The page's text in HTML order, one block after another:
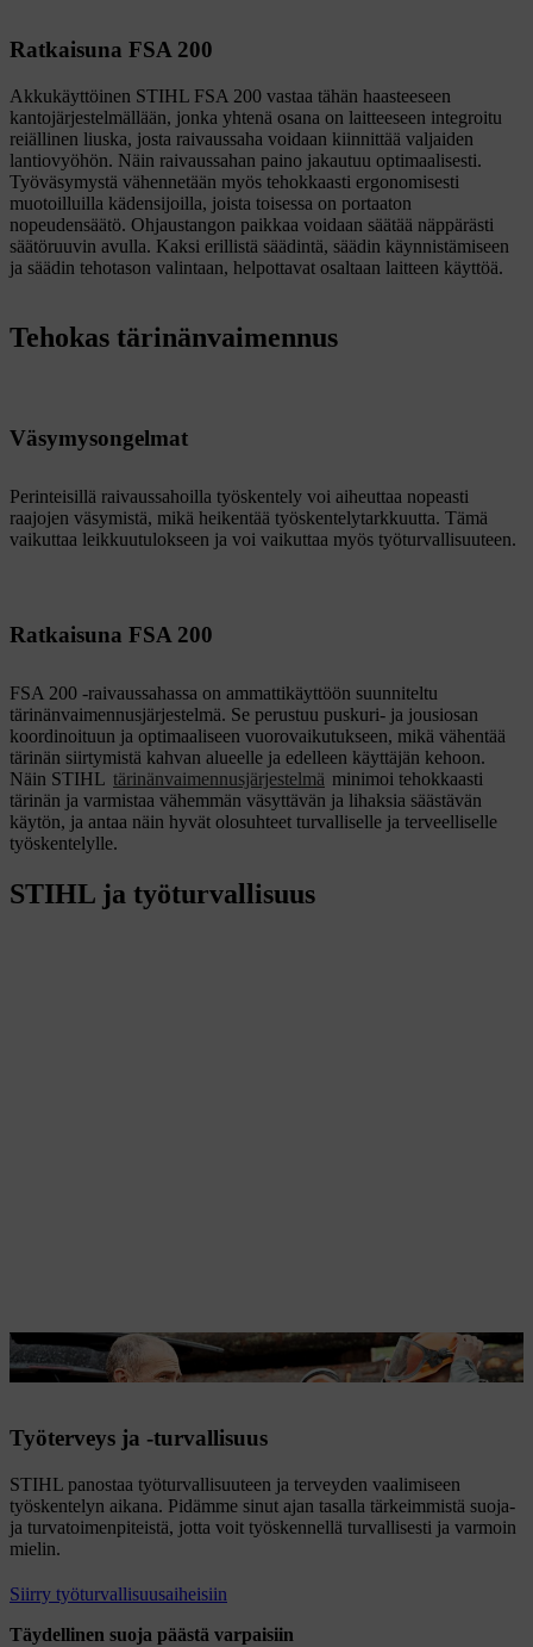
Ratkaisuna FSA 200
Akkukäyttöinen STIHL FSA 200 vastaa tähän haasteeseen
kantojärjestelmällään, jonka yhtenä osana on laitteeseen integroitu
reiällinen liuska, josta raivaussaha voidaan kiinnittää valjaiden
lantiovyöhön. Näin raivaussahan paino jakautuu optimaalisesti.
Työväsymystä vähennetään myös tehokkaasti ergonomisesti
muotoilluilla kädensijoilla, joista toisessa on portaaton
nopeudensäätö. Ohjaustangon paikkaa voidaan säätää näppärästi
säätöruuvin avulla. Kaksi erillistä säädintä, säädin käynnistämiseen
ja säädin tehotason valintaan, helpottavat osaltaan laitteen käyttöä.
Tehokas tärinänvaimennus
Väsymysongelmat
Perinteisillä raivaussahoilla työskentely voi aiheuttaa nopeasti
raajojen väsymistä, mikä heikentää työskentelytarkkuutta. Tämä
vaikuttaa leikkuutulokseen ja voi vaikuttaa myös työturvallisuuteen.
Ratkaisuna FSA 200
FSA 200 -raivaussahassa on ammattikäyttöön suunniteltu
tärinänvaimennusjärjestelmä. Se perustuu puskuri- ja jousiosan
koordinoituun ja optimaaliseen vuorovaikutukseen, mikä vähentää
tärinän siirtymistä kahvan alueelle ja edelleen käyttäjän kehoon.
Näin STIHL tärinänvaimennusjärjestelmä minimoi tehokkaasti
tärinän ja varmistaa vähemmän väsyttävän ja lihaksia säästävän
käytön, ja antaa näin hyvät olosuhteet turvalliselle ja terveelliselle
työskentelylle.
STIHL ja työturvallisuus
Kun olet varustautunut oikein, voit aloittaa työskentelyn.
Työterveys ja -turvallisuus
STIHL panostaa työturvallisuuteen ja terveyden vaalimiseen
työskentelyn aikana. Pidämme sinut ajan tasalla tärkeimmistä suoja-
ja turvatoimenpiteistä, jotta voit työskennellä turvallisesti ja varmoin
mielin.
Siirry työturvallisuusaiheisiin
Täydellinen suoja päästä varpaisiin